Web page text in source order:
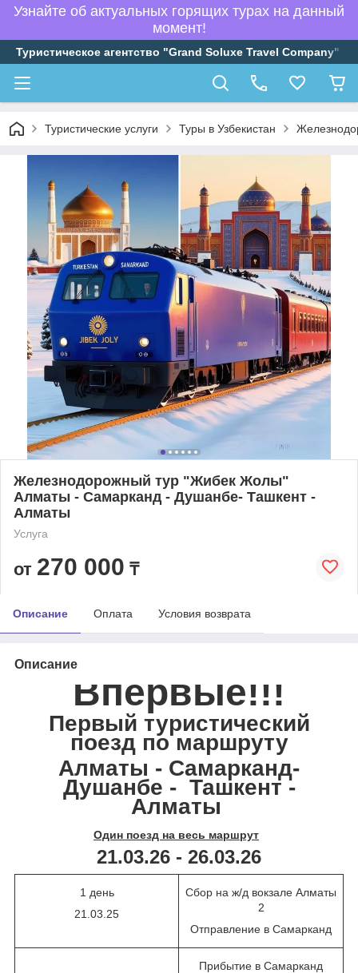
Узнайте об актуальных горящих турах на данный
момент!
Туристическое агентство "Grand Soluxe Travel Company"
Туристические услуги Туры в Узбекистан
Железнодорожный тур "Жибек Жолы"
Алматы - Самарканд - Душанбе- Ташкент -
Алматы
Услуга
от 270 000 ₸
Описание Оплата Условия возврата
Описание
Впервые!!!
Первый туристический
поезд по маршруту
Алматы - Самарканд-
Душанбе - Ташкент -
Алматы
Один поезд на весь маршрут
21.03.26 - 26.03.26
1 день
21.03.25
Сбор на ж/д вокзале Алматы
2
Отправление в Самарканд
Прибытие в Самарканд